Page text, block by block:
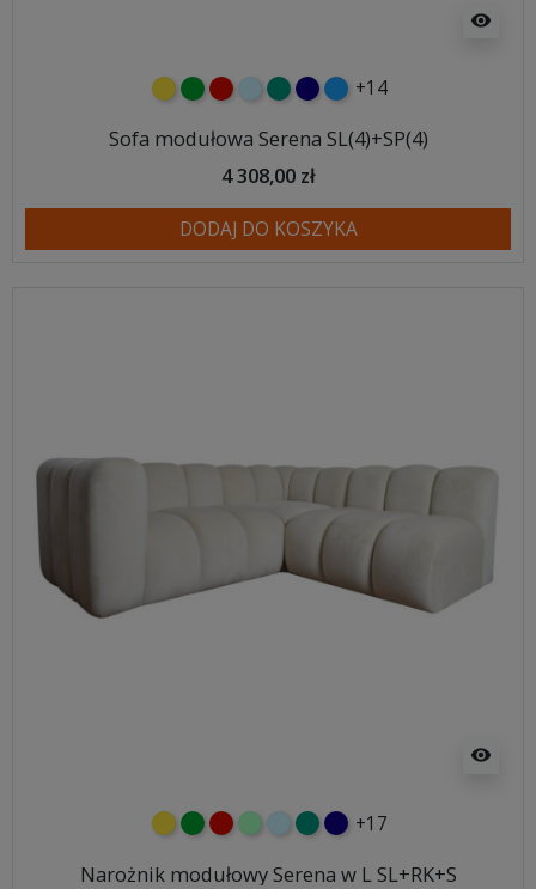
visibility
żółtyzielonyczerwony
błękitnyturkusowy
granatowy
niebieski
+14
Sofa modułowa Serena SL(4)+SP(4)
4 308,00 zł
DODAJ DO KOSZYKA
visibility
żółtyzielonyczerwony
miętowybłękitnyturkusowy
granatowy
+17
Narożnik modułowy Serena w L SL+RK+S